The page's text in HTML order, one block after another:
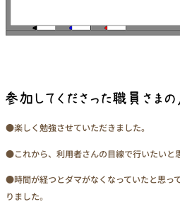
●楽しく勉強させていただきました。
●これから、利用者さんの目線で行いたいと
●時間が経つとダマがなくなっていたと思っ
りました。